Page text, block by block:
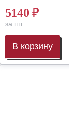
5140 ₽
за шт.
В корзину